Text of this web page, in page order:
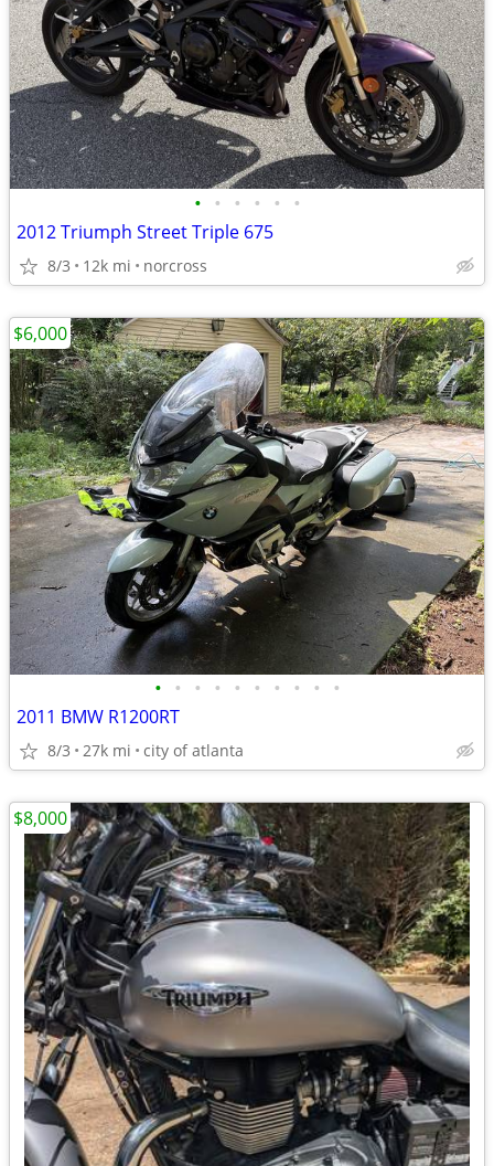
• • • • • •
2012 Triumph Street Triple 675
8/3 12k mi norcross
• • • • • • • • • •
2011 BMW R1200RT
8/3 27k mi city of atlanta
$6,000
$8,000